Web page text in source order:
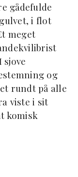
gådefulde
i flot
meget
og
rundt på alle
viste i sit
komisk